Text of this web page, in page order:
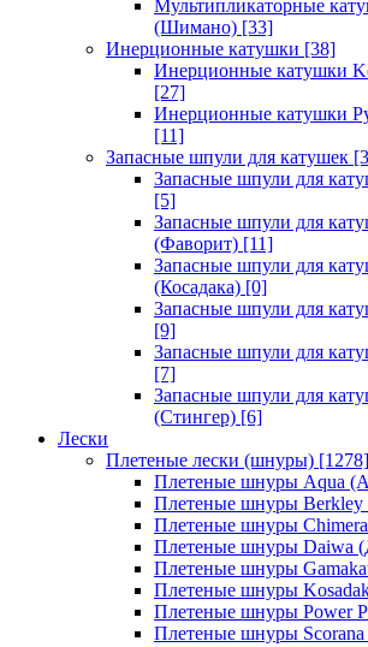
Мультипликаторные
(Шимано) [33]
Инерционные катушки [38]
Инерционные катушки
[27]
Инерционные катушки
[11]
Запасные шпули для катушек
Запасные шпули для
[5]
Запасные шпули для
(Фаворит) [11]
Запасные шпули для
(Косадака) [0]
Запасные шпули для
[9]
Запасные шпули для
[7]
Запасные шпули для
(Стингер) [6]
Лески
Плетеные лески (шнуры) [1278]
Плетеные шнуры Aqua
Плетеные шнуры Berkley
Плетеные шнуры
Плетеные шнуры Daiwa
Плетеные шнуры
Плетеные шнуры
Плетеные шнуры Power
Плетеные шнуры Scorana